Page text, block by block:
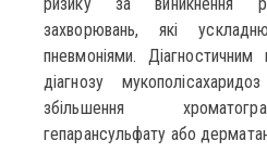
захворювань, які
пневмоніями. Діагностичним
діагнозу
збільшення
гепарансульфату або